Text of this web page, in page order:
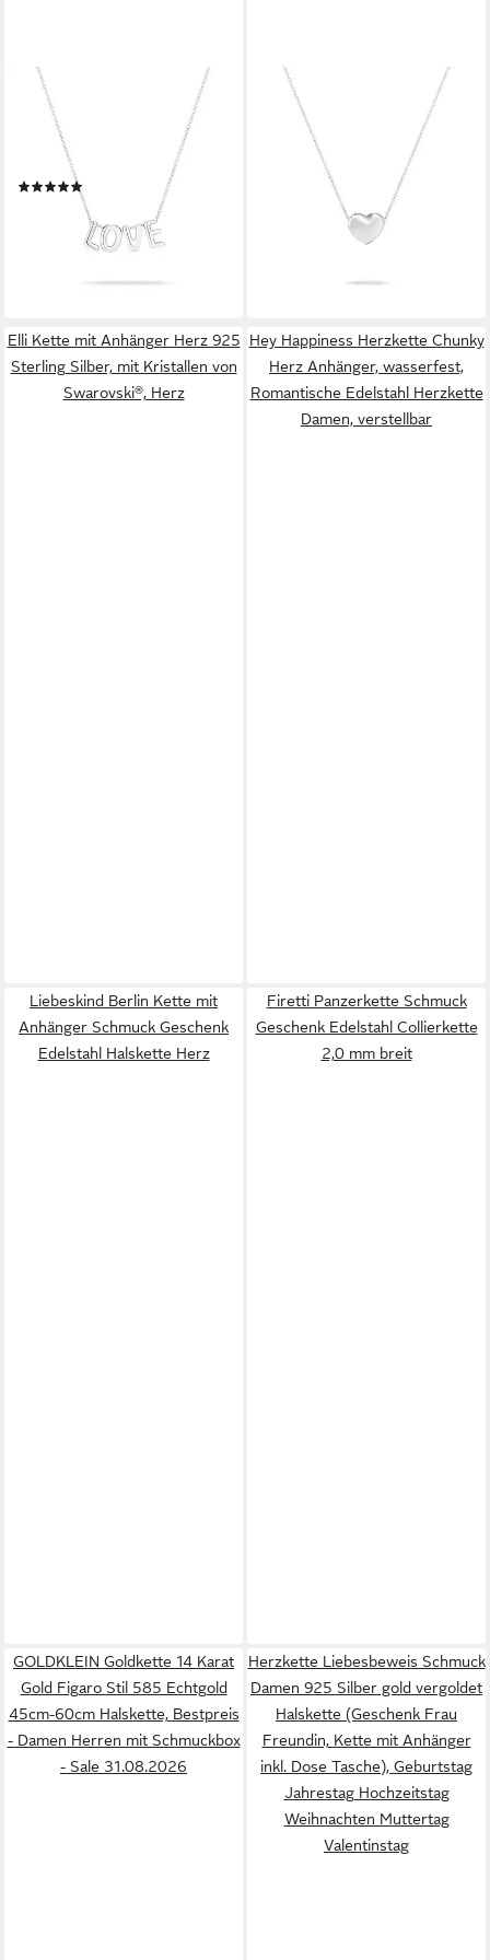
ECHTZEIT
Kette mit Anhänger Schmuck
Geschenk Edelstahl Halskette
Love Letters
ab 22,24 € 49,95 €
lieferbar - in 2-3 Werktagen bei dir
ECHTZEIT
Kette mit Anhänger Schmuck
Geschenk Edelstahl Halskette
Puffy Heart Herz
ab 35,56 €
39,95 €
lieferbar - in 2-3 Werktagen bei dir
Elli Kette mit Anhänger Herz 925
Sterling Silber, mit Kristallen von
Swarovski®, Herz
Hey Happiness Herzkette Chunky
Herz Anhänger, wasserfest,
Romantische Edelstahl Herzkette
Damen, verstellbar
Liebeskind Berlin Kette mit
Anhänger Schmuck Geschenk
Edelstahl Halskette Herz
Firetti Panzerkette Schmuck
Geschenk Edelstahl Collierkette
2,0 mm breit
GOLDKLEIN Goldkette 14 Karat
Gold Figaro Stil 585 Echtgold
45cm-60cm Halskette, Bestpreis
- Damen Herren mit Schmuckbox
- Sale 31.08.2026
Herzkette Liebesbeweis Schmuck
Damen 925 Silber gold vergoldet
Halskette (Geschenk Frau
Freundin, Kette mit Anhänger
inkl. Dose Tasche), Geburtstag
Jahrestag Hochzeitstag
Weihnachten Muttertag
Valentinstag